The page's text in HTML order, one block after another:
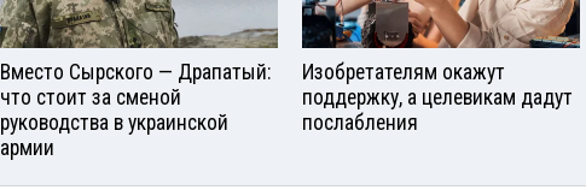
Вместо Сырского — Драпатый:
что стоит за сменой
руководства в украинской
армии
Изобретателям окажут
поддержку, а целевикам дадут
послабления